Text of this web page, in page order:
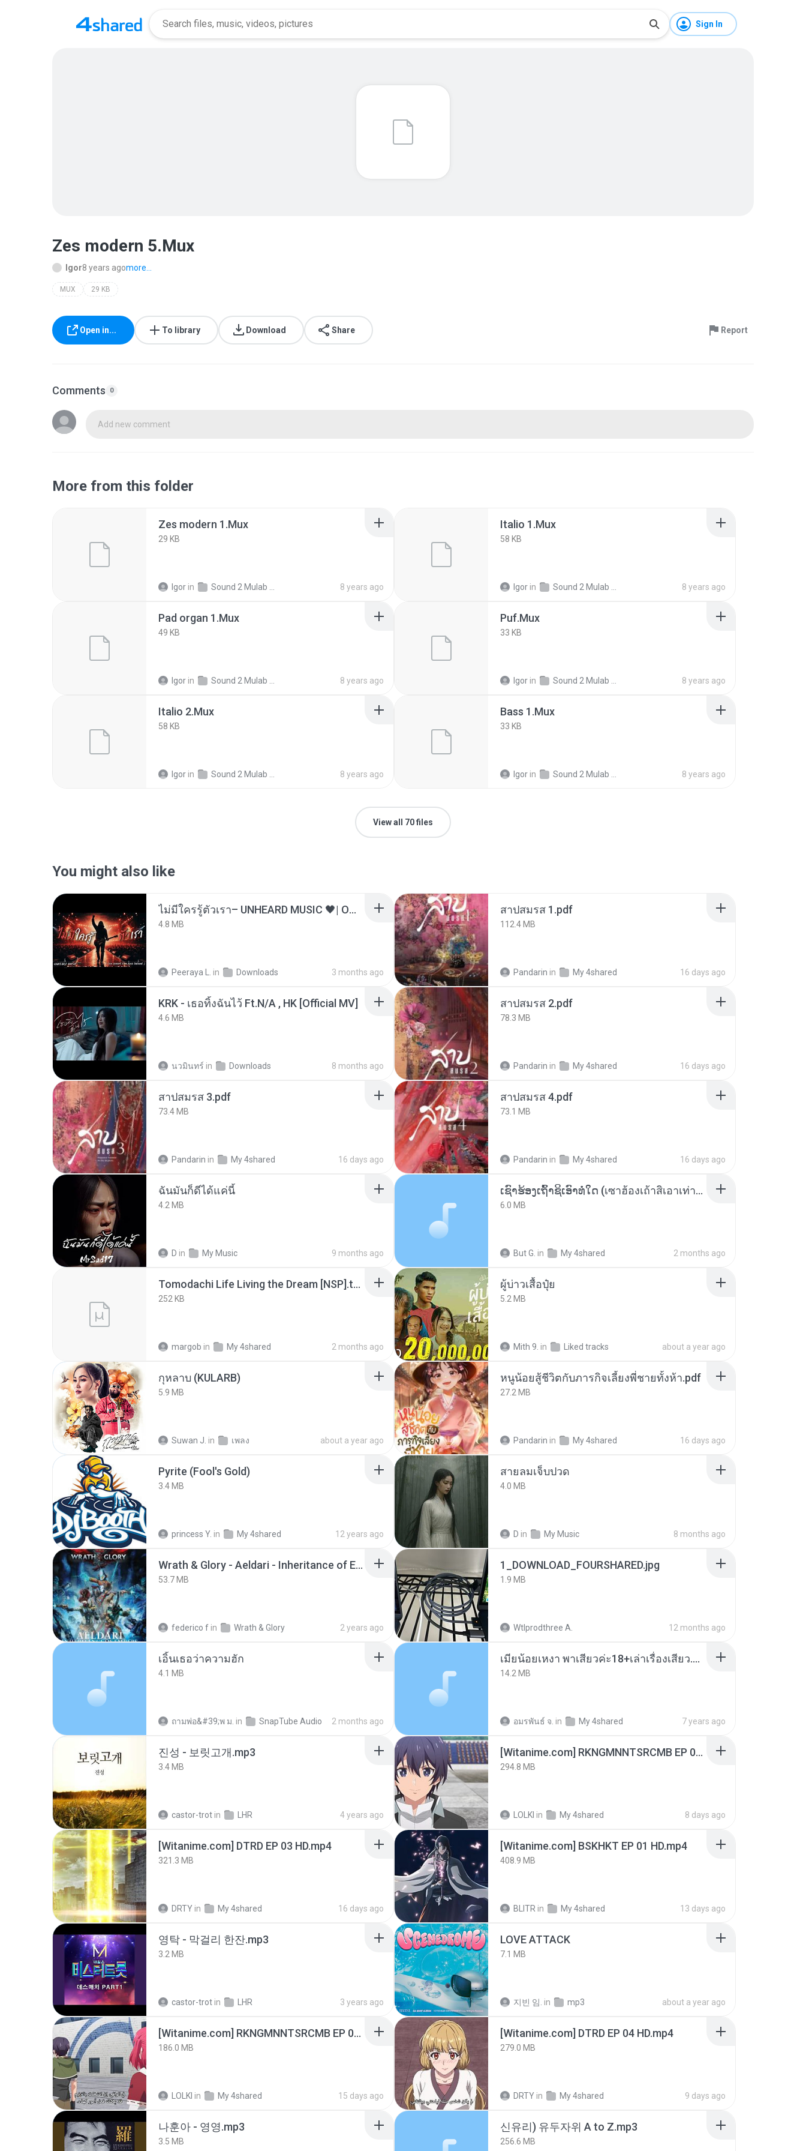
Sign In
Zes modern 5.Mux
Igor8 years agomore...
MUX 29 KB
Open in... To library Download Share Report
Comments 0
Add new comment
More from this folder
Zes modern 1.Mux
29 KB
Igor in Sound 2 Mulab preset my 8 years ago
Italio 1.Mux
58 KB
Igor in Sound 2 Mulab preset my 8 years ago
Pad organ 1.Mux
49 KB
Igor in Sound 2 Mulab preset my 8 years ago
Puf.Mux
33 KB
Igor in Sound 2 Mulab preset my 8 years ago
Italio 2.Mux
58 KB
Igor in Sound 2 Mulab preset my 8 years ago
Bass 1.Mux
33 KB
Igor in Sound 2 Mulab preset my 8 years ago
View all 70 files
You might also like
ไม่มีใครรู้ตัวเรา– UNHEARD MUSIC 🖤| Official Lyric Video | เพลงสู้ชีวิต
4.8 MB
Peeraya L. in Downloads 3 months ago
สาปสมรส 1.pdf
112.4 MB
Pandarin in My 4shared 16 days ago
KRK - เธอทิ้งฉันไว้ Ft.N/A , HK [Official MV]
4.6 MB
นวมินทร์ in Downloads 8 months ago
สาปสมรส 2.pdf
78.3 MB
Pandarin in My 4shared 16 days ago
สาปสมรส 3.pdf
73.4 MB
Pandarin in My 4shared 16 days ago
สาปสมรส 4.pdf
73.1 MB
Pandarin in My 4shared 16 days ago
ฉันมันก็ดีได้แค่นี้
4.2 MB
D in My Music 9 months ago
ເຊົາຮ້ອງເຖົ້າຊິເອົາທໍ່ໃດ (เซาฮ้องเถ้าสิเอาเท่าใด) ບຸນເກີດ ຫນູຫ່ວງ ft. ໂສພາ ຈຸນທະລາ
6.0 MB
But G. in My 4shared 2 months ago
Tomodachi Life Living the Dream [NSP].torrent
252 KB
margob in My 4shared 2 months ago
ผู้บ่าวเสื้อปุ๋ย
5.2 MB
Mith 9. in Liked tracks about a year ago
กุหลาบ (KULARB)
5.9 MB
Suwan J. in เพลง about a year ago
หนูน้อยสู้ชีวิตกับภารกิจเลี้ยงพี่ชายทั้งห้า.pdf
27.2 MB
Pandarin in My 4shared 16 days ago
Pyrite (Fool's Gold)
3.4 MB
princess Y. in My 4shared 12 years ago
สายลมเจ็บปวด
4.0 MB
D in My Music 8 months ago
Wrath & Glory - Aeldari - Inheritance of Embers.pdf
53.7 MB
federico f in Wrath & Glory 2 years ago
1_DOWNLOAD_FOURSHARED.jpg
1.9 MB
Wtlprodthree A. 12 months ago
เอิ้นเธอว่าความฮัก
4.1 MB
ถามพ่อ&#39;พ ม. in SnapTube Audio 2 months ago
เมียน้อยเหงา พาเสียวค่ะ18+เล่าเรื่องเสียว.mp3
14.2 MB
อมรพันธ์ จ. in My 4shared 7 years ago
진성 - 보릿고개.mp3
3.4 MB
castor-trot in LHR 4 years ago
[Witanime.com] RKNGMNNTSRCMB EP 06 HD.mp4
294.8 MB
LOLKI in My 4shared 8 days ago
[Witanime.com] DTRD EP 03 HD.mp4
321.3 MB
DRTY in My 4shared 16 days ago
[Witanime.com] BSKHKT EP 01 HD.mp4
408.9 MB
BLITR in My 4shared 13 days ago
영탁 - 막걸리 한잔.mp3
3.2 MB
castor-trot in LHR 3 years ago
LOVE ATTACK
7.1 MB
지빈 임. in mp3 about a year ago
[Witanime.com] RKNGMNNTSRCMB EP 05 HD.mp4
186.0 MB
LOLKI in My 4shared 15 days ago
[Witanime.com] DTRD EP 04 HD.mp4
279.0 MB
DRTY in My 4shared 9 days ago
나훈아 - 영영.mp3
3.5 MB
신유리) 유두자위 A to Z.mp3
256.6 MB